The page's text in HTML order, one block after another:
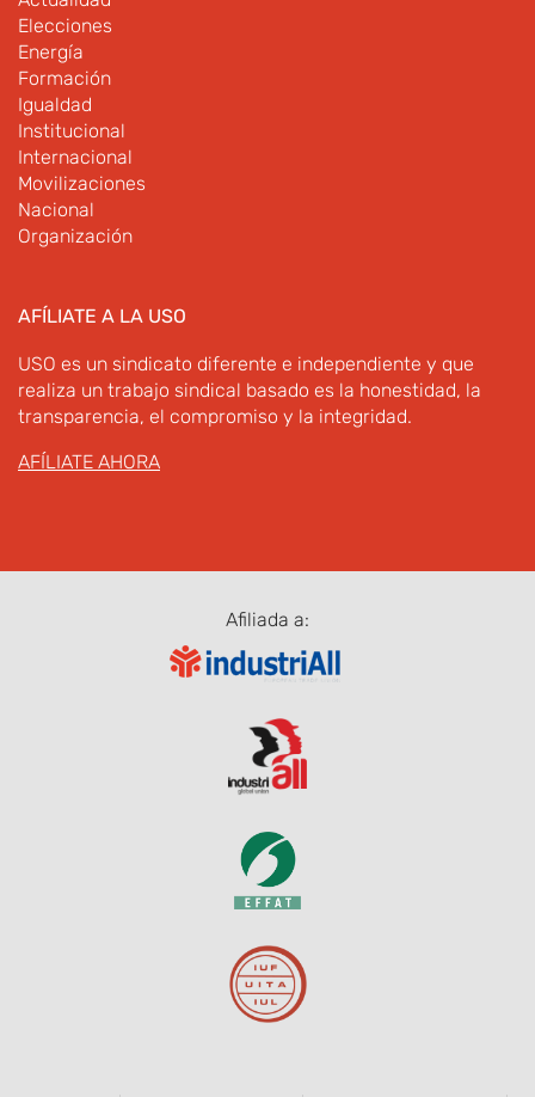
Elecciones
Energía
Formación
Igualdad
Institucional
Internacional
Movilizaciones
Nacional
Organización
AFÍLIATE A LA USO
USO es un sindicato diferente e independiente y que
realiza un trabajo sindical basado es la honestidad, la
transparencia, el compromiso y la integridad.
AFÍLIATE AHORA
Afiliada a: